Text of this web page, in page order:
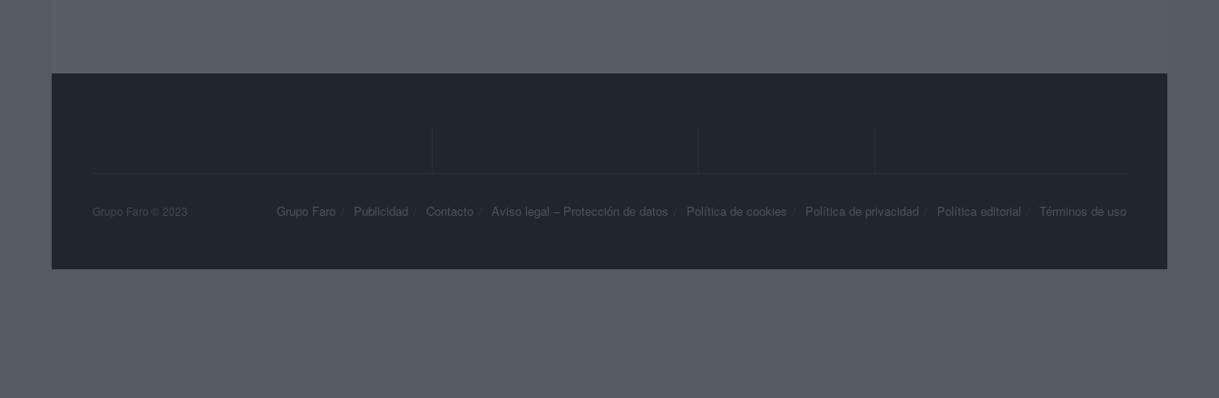
Grupo Faro Publicidad Contacto Aviso legal – Protección de datos Política de cookies Política de privacidad Política editorial Términos de uso
Grupo Faro © 2023